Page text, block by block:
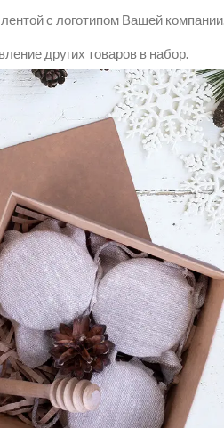
с логотипом Вашей компании.
других товаров в набор.